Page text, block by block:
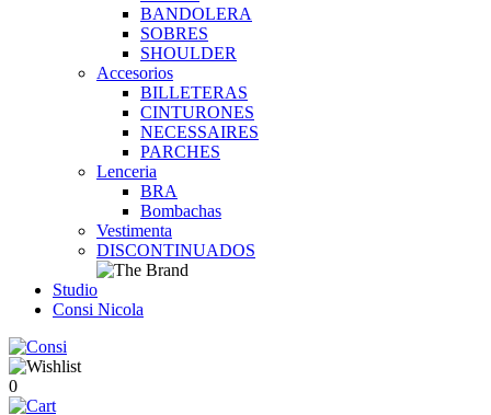
BANDOLERA
SOBRES
SHOULDER
Accesorios
BILLETERAS
CINTURONES
NECESSAIRES
PARCHES
Lenceria
BRA
Bombachas
Vestimenta
DISCONTINUADOS
Studio
Consi Nicola
0